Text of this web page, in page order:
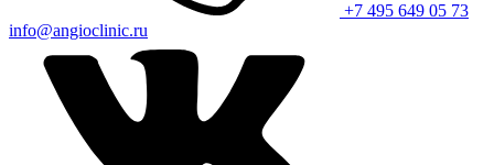
+7 495 649 05 73
info@angioclinic.ru